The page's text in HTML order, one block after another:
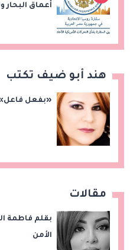
أعماق البحار
هند أبو ضيف تكتب
«بفعل
مقالات
بقلم فاطمة
الأمن